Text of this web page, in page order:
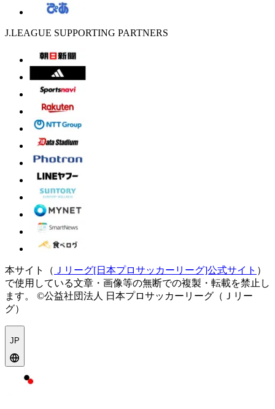
J.LEAGUE SUPPORTING PARTNERS
本サイト（ Ｊリーグ[日本プロサッカーリーグ]公式サイト ）
で使用している文章・画像等の無断での複製・転載を禁止し
ます。
©公益社団法人 日本プロサッカーリーグ（Ｊリー
グ）
JP